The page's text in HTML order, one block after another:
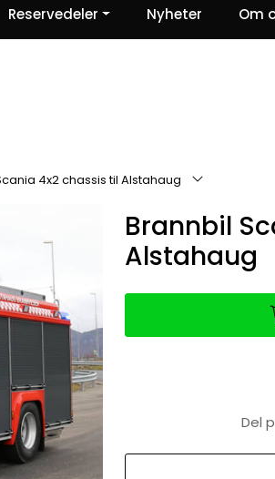
Reservedeler Nyheter Om
4x2 chassis til Alstahaug
Brannbil
Alstahaug
Del